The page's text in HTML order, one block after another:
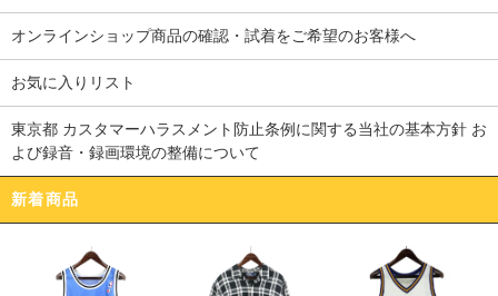
オンラインショップ商品の確認・試着をご希望のお客様へ
お気に入りリスト
東京都 カスタマーハラスメント防止条例に関する当社の基本方針 お
よび録音・録画環境の整備について
新着商品